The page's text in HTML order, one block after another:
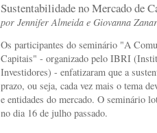
Sustentabilidade no Mercado de
por Jennifer Almeida e Giovanna
Os participantes do seminário "A
Capitais" - organizado pelo IBRI
Investidores) - enfatizaram que a
prazo, ou seja, cada vez mais o tema
e entidades do mercado. O seminário
no dia 16 de julho passado.